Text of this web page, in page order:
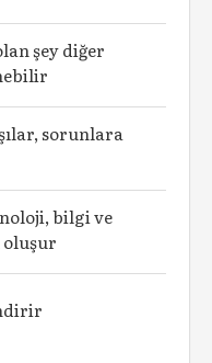
şey diğer
sorunlara
bilgi ve